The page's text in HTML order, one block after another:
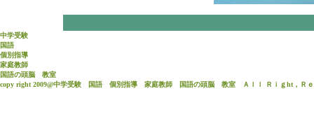
中学受験
国語
個別指導
家庭教師
国語の頭脳 教室
copy right 2009@中学受験 国語 個別指導 家庭教師 国語の頭脳 教室 Ａｌｌ Ｒｉｇht，Ｒｅ